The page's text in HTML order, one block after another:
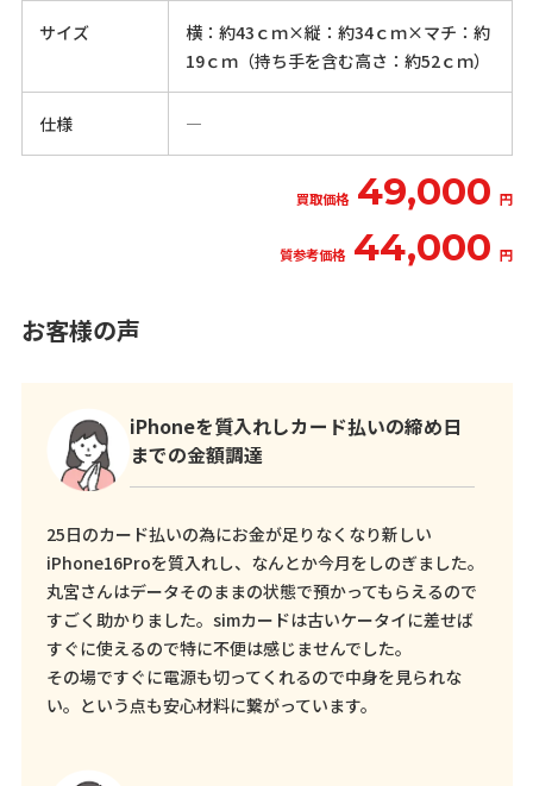
サイズ
横：約43ｃｍ×縦：約34ｃｍ×マチ：約
19ｃｍ（持ち手を含む高さ：約52ｃｍ）
仕様 ―
買取価格 49,000 円
質参考価格 44,000 円
お客様の声
iPhoneを質入れしカード払いの締め日
までの金額調達
25日のカード払いの為にお金が足りなくなり新しい
iPhone16Proを質入れし、なんとか今月をしのぎました。
丸宮さんはデータそのままの状態で預かってもらえるので
すごく助かりました。simカードは古いケータイに差せば
すぐに使えるので特に不便は感じませんでした。
その場ですぐに電源も切ってくれるので中身を見られな
い。という点も安心材料に繋がっています。